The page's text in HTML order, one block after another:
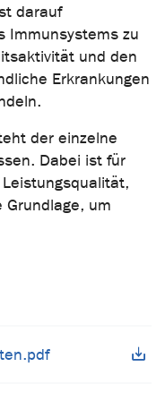
darauf
Immunsystems zu
und den
Erkrankungen
der einzelne
Dabei ist für
Grundlage, um